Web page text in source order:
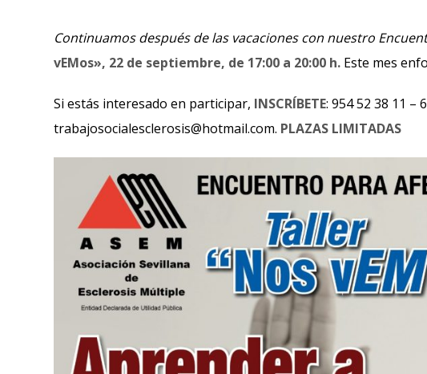
Continuamos después de las vacaciones con nuestro
vEMos», 22 de septiembre, de 17:00 a 20:00 h. Este mes
Si estás interesado en participar, INSCRÍBETE: 954 52 38 11 –
trabajosocialesclerosis@hotmail.com. PLAZAS LIMITADAS